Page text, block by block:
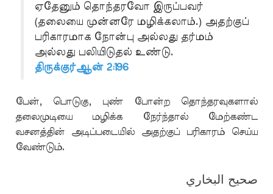
ஏதேனும் தொந்தரவோ இருப்பவர்
(தலையை முன்னரே மழிக்கலாம்.) அதற்குப்
பரிகாரமாக நோன்பு அல்லது தர்மம்
அல்லது பலியிடுதல் உண்டு.
திருக்குர்ஆன் 2:196
பேன், பொடுகு, புண் போன்ற தொந்தரவுகளால்
தலைமுடியை மழிக்க நேர்ந்தால் மேற்கண்ட
வசனத்தின் அடிப்படையில் அதற்குப் பரிகாரம் செய்ய
வேண்டும்.
صحيح البخاري